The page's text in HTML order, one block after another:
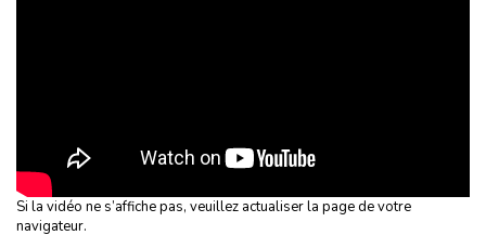
Si la vidéo ne s’affiche pas, veuillez actualiser la page de votre
navigateur.